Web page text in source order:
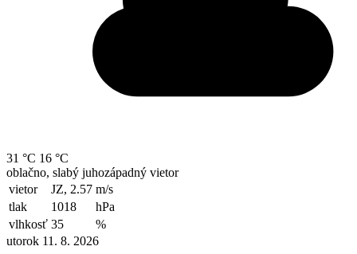
31 °C 16 °C
oblačno, slabý juhozápadný vietor
vietor
JZ, 2.57 m/s
tlak
1018
hPa
vlhkosť 35
%
utorok 11. 8. 2026